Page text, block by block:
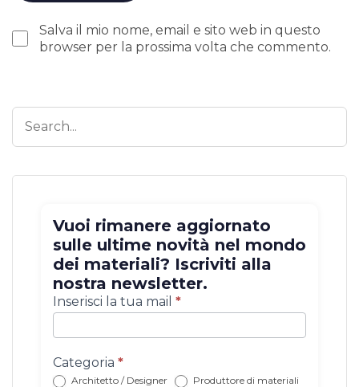
Salva il mio nome, email e sito web in questo
browser per la prossima volta che commento.
Vuoi rimanere aggiornato
sulle ultime novità nel mondo
dei materiali? Iscriviti alla
nostra newsletter.
Iscrizione
newsletter
con
Inserisci la tua mail *
Categoria *
Architetto / Designer
Produttore di materiali